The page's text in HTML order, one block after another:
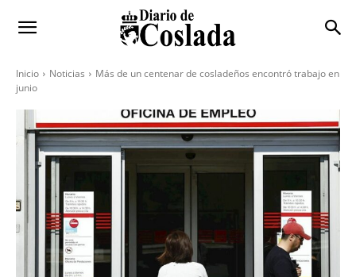
Inicio Noticias
Más de un centenar de cosladeños encontró trabajo en
junio